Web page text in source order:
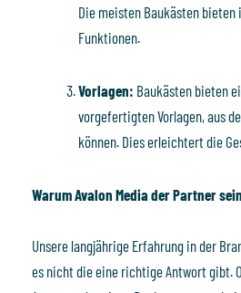
Die meisten Baukästen
Funktionen.
Vorlagen: Baukästen bieten
vorgefertigten Vorlagen, aus
können. Dies erleichtert die
Warum Avalon Media der Partner
Unsere langjährige Erfahrung in der
es nicht die eine richtige Antwort gibt.